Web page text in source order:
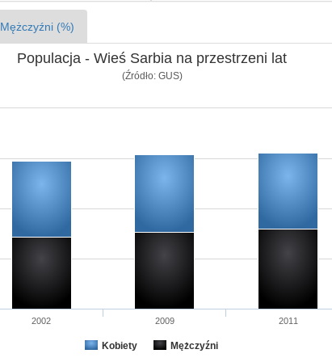
Mężczyźni (%)
Populacja - Wieś Sarbia na przestrzeni lat
(Źródło: GUS)
Kobiety Mężczyźni
2002 2009 2011